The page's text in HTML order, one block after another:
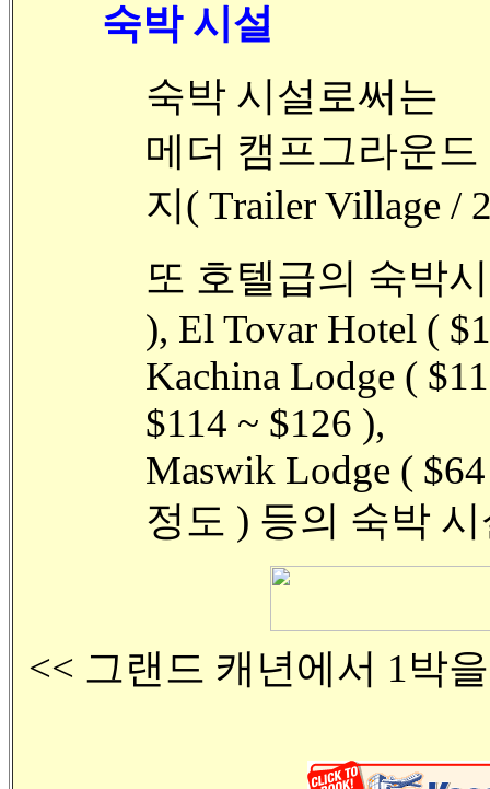
숙박 시설
숙박 시설로써는
메더 캠프그라운
지( Trailer Village /
또 호텔급의 숙박
), El Tovar Hotel (
Kachina Lodge (
$114 ~ $126 ),
Maswik Lodge (
정도 ) 등의 숙박
<< 그랜드 캐년에서 1박